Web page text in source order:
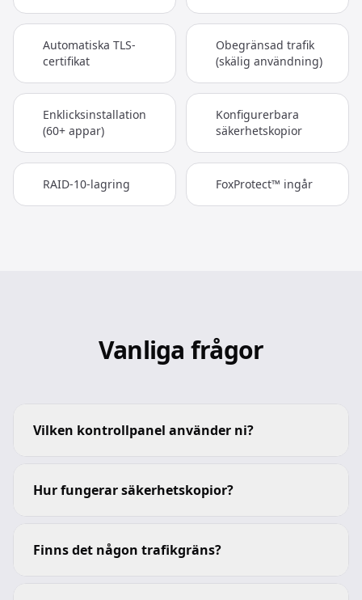
Automatiska TLS-
certifikat
Obegränsad trafik
(skälig användning)
Enklicksinstallation
(60+ appar)
Konfigurerbara
säkerhetskopior
RAID-10-lagring FoxProtect™ ingår
Vanliga frågor
Vilken kontrollpanel använder ni?
Hur fungerar säkerhetskopior?
Finns det någon trafikgräns?